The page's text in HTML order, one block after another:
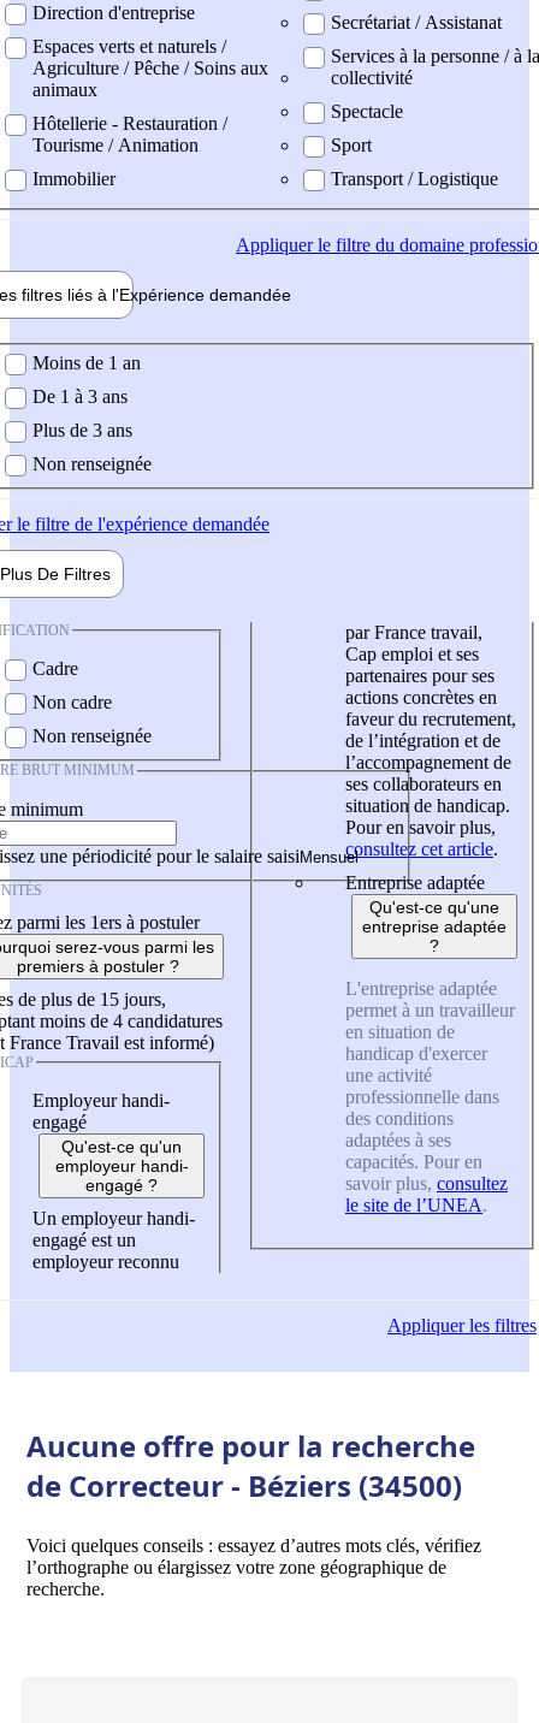
Direction d'entreprise
Espaces verts et naturels /
Agriculture / Pêche / Soins aux
animaux
Hôtellerie - Restauration /
Tourisme / Animation
Immobilier
Secrétariat / Assistanat
Services à la personne / à la
collectivité
Spectacle
Sport
Transport / Logistique
Appliquerle filtre du domaine
filtres liés à l'Expérience demandée
demandée
Moins de 1 an
De 1 à 3 ans
Plus de 3 ans
Non renseignée
le filtre de l'expérience demandée
Plus De Filtres
Cadre
Non cadre
Non renseignée
BRUT MINIMUM
minimum
une périodicité pour le salaire saisi
parmi les 1ers à postuler
serez-vous parmi les
premiers à postuler ?
de plus de 15 jours,
moins de 4 candidatures
France Travail est informé)
Employeur handi-
engagé
Qu'est-ce qu'un
employeur handi-
engagé ?
Un employeur handi-
engagé est un
employeur reconnu
par France travail,
Cap emploi et ses
partenaires pour ses
actions concrètes en
faveur du recrutement,
de l’intégration et de
l’accompagnement de
ses collaborateurs en
situation de handicap.
Pour en savoir plus,
consultez cet article.
Entreprise adaptée
Qu'est-ce qu'une
entreprise adaptée
?
L'entreprise adaptée
permet à un travailleur
en situation de
handicap d'exercer
une activité
professionnelle dans
des conditions
adaptées à ses
capacités. Pour en
savoir plus, consultez
le site de l’UNEA.
Appliquerles filtres
Aucune offre pour la recherche
de Correcteur - Béziers (34500)
Voici quelques conseils : essayez d’autres mots clés, vérifiez
l’orthographe ou élargissez votre zone géographique de
recherche.